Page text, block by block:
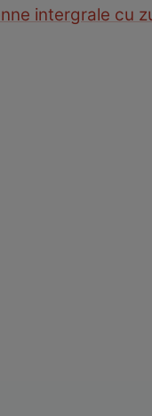
intergrale cu